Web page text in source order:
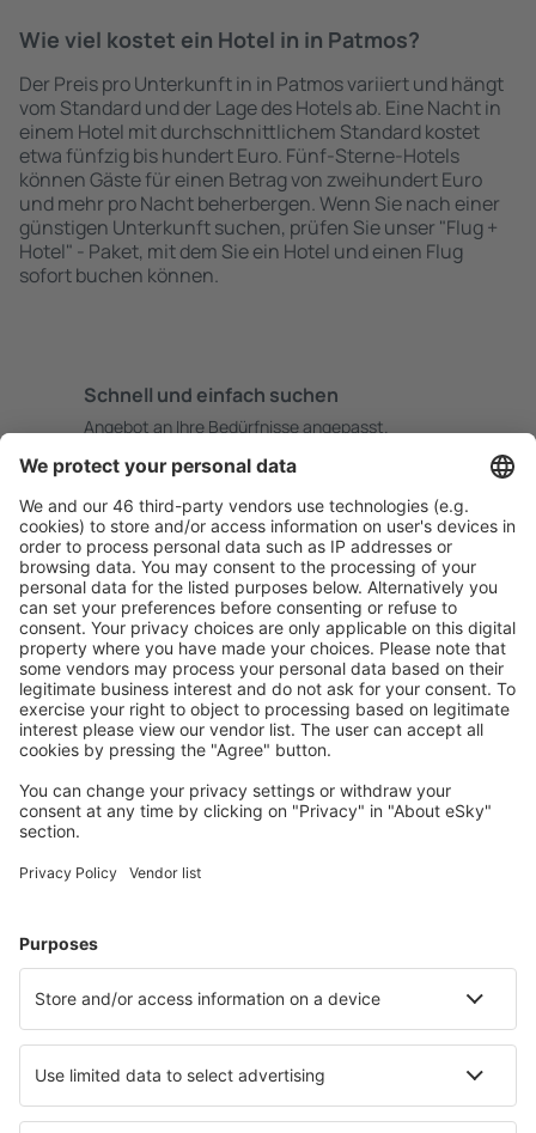
Wie viel kostet ein Hotel in in Patmos?
Der Preis pro Unterkunft in in Patmos variiert und hängt
vom Standard und der Lage des Hotels ab. Eine Nacht in
einem Hotel mit durchschnittlichem Standard kostet
etwa fünfzig bis hundert Euro. Fünf-Sterne-Hotels
können Gäste für einen Betrag von zweihundert Euro
und mehr pro Nacht beherbergen. Wenn Sie nach einer
günstigen Unterkunft suchen, prüfen Sie unser "Flug +
Hotel" - Paket, mit dem Sie ein Hotel und einen Flug
sofort buchen können.
Schnell und einfach suchen
Angebot an Ihre Bedürfnisse angepasst.
Sicher planen
Buchen ohne Sorgen mit einer kostenlosen
Stornierungsoption.
Mehr sparen
Attraktive Preise und Spezialangebote für eingeloggte
Benutzer.
Unterkünfte, die Sie mögen
Wählen Sie aus über 1,3 Millionen Unterkünften: Hotels,
Meist gesuchte Hotels von eSky-Nutzern
Hotels in Rethymno Hotels in Chania
Hotels in Katerini Hotels in Stoupa Hotels in Skiathos
Hotels in Palaion Faliron Hotels in Palaia Fokaia